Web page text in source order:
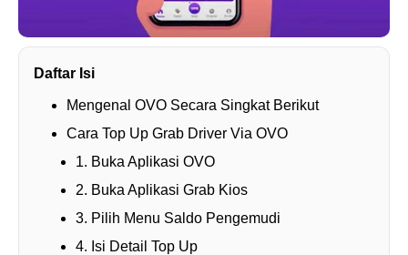
Daftar Isi
Mengenal OVO Secara Singkat Berikut
Cara Top Up Grab Driver Via OVO
1. Buka Aplikasi OVO
2. Buka Aplikasi Grab Kios
3. Pilih Menu Saldo Pengemudi
4. Isi Detail Top Up